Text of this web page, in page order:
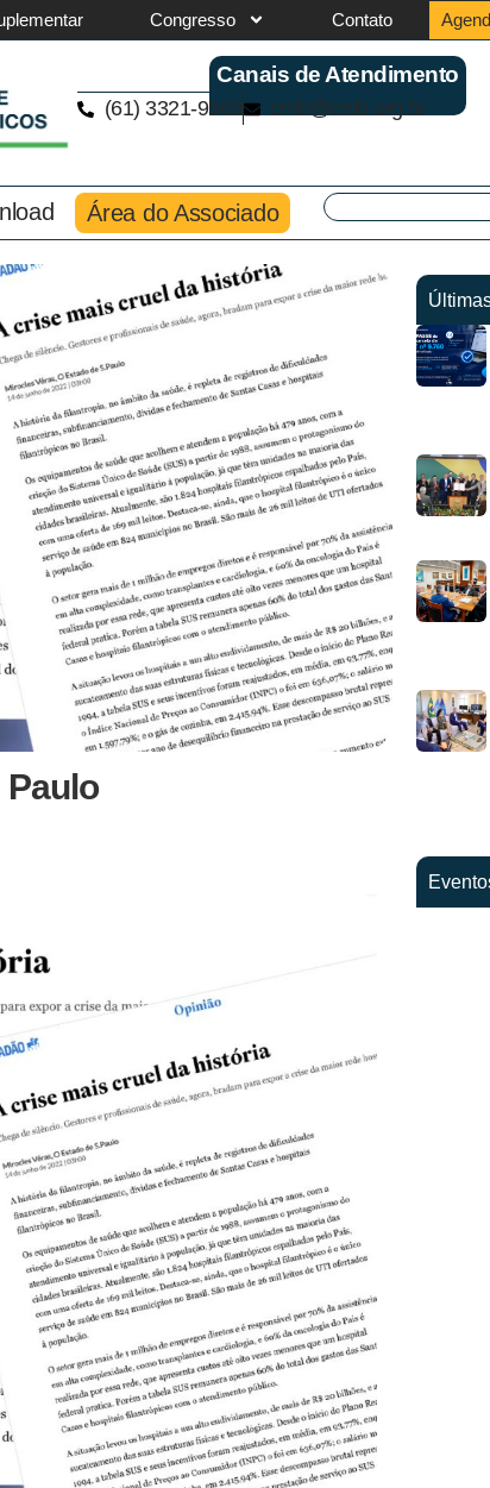
Congresso Contato
Canais de Atendimento
(61) 3321-9563 cmb@cmb.org.br
Área do Associado
Paulo